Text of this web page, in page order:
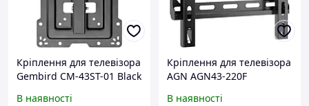
Кріплення для телевізора
Gembird CM-43ST-01 Black
В наявності
Кріплення для телевізора
AGN AGN43-220F
В наявності